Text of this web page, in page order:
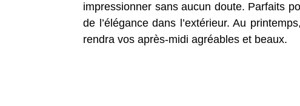
impressionner sans aucun doute. Parfaits
de l’élégance dans l’extérieur. Au
rendra vos après-midi agréables et beaux.